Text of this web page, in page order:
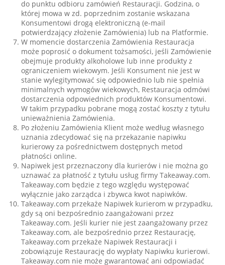
do punktu odbioru zamówień Restauracji. Godzina, o
której mowa w zd. poprzednim zostanie wskazana
Konsumentowi drogą elektroniczną (e-mail
potwierdzający złożenie Zamówienia) lub na Platformie.
W momencie dostarczenia Zamówienia Restauracja
może poprosić o dokument tożsamości, jeśli Zamówienie
obejmuje produkty alkoholowe lub inne produkty z
ograniczeniem wiekowym. Jeśli Konsument nie jest w
stanie wylegitymować się odpowiednio lub nie spełnia
minimalnych wymogów wiekowych, Restauracja odmówi
dostarczenia odpowiednich produktów Konsumentowi.
W takim przypadku pobrane mogą zostać koszty z tytułu
unieważnienia Zamówienia.
Po złożeniu Zamówienia Klient może według własnego
uznania zdecydować się na przekazanie napiwku
kurierowy za pośrednictwem dostępnych metod
płatności online.
Napiwek jest przeznaczony dla kurierów i nie można go
uznawać za płatność z tytułu usług firmy Takeaway.com.
Takeaway.com będzie z tego względu występować
wyłącznie jako zarządca i zbywca kwot napiwków.
Takeaway.com przekaże Napiwek kurierom w przypadku,
gdy są oni bezpośrednio zaangażowani przez
Takeaway.com. Jeśli kurier nie jest zaangażowany przez
Takeaway.com, ale bezpośrednio przez Restaurację,
Takeaway.com przekaże Napiwek Restauracji i
zobowiązuje Restaurację do wypłaty Napiwku kurierowi.
Takeaway.com nie może gwarantować ani odpowiadać